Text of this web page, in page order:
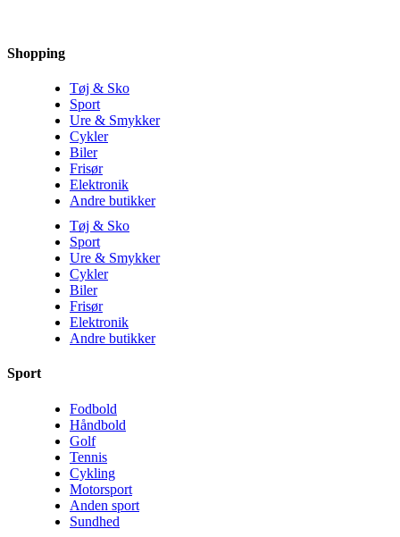
Shopping
Tøj & Sko
Sport
Ure & Smykker
Cykler
Biler
Frisør
Elektronik
Andre butikker
Tøj & Sko
Sport
Ure & Smykker
Cykler
Biler
Frisør
Elektronik
Andre butikker
Sport
Fodbold
Håndbold
Golf
Tennis
Cykling
Motorsport
Anden sport
Sundhed